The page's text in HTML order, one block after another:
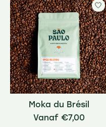
Moka du Brésil
€7,00